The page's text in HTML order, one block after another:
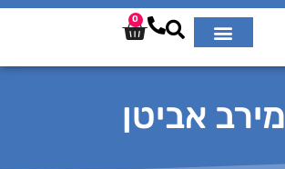
0
מירב אביטן